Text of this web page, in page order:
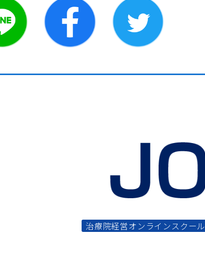
治療院経営オンラインスクール